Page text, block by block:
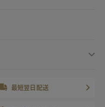
最短翌日配送